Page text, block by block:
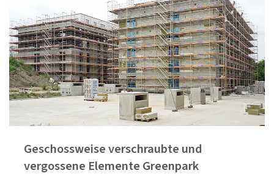
Geschossweise verschraubte und
vergossene Elemente Greenpark